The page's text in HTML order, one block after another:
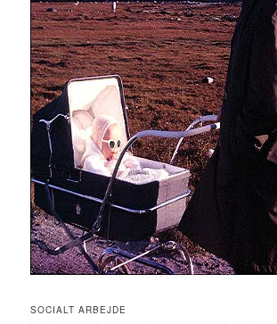
SOCIALT ARBEJDE